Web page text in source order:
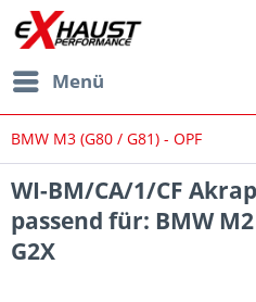
Menü
BMW M3 (G80 / G81) - OPF
WI-BM/CA/1/CF
passend für: BMW M2
G2X